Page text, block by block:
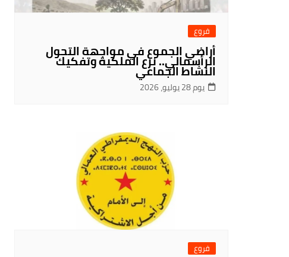
فروع
أراضي الجموع في مواجهة التحول
الرأسمالي.. نزع الملكية وتفكيك
النشاط الجماعي
يوم 28 يوليو، 2026
فروع